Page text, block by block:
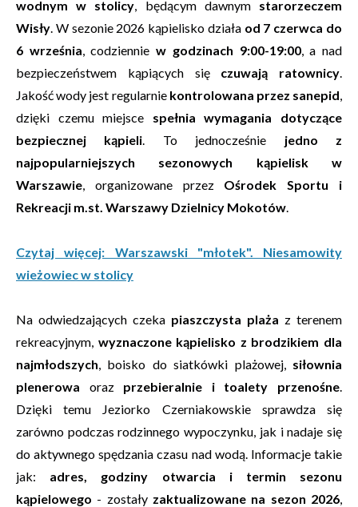
wodnym w stolicy , będącym dawnym starorzeczem
Wisły . W sezonie 2026 kąpielisko działa od 7 czerwca do
6 września , codzienniew godzinach 9:00-19:00, a nad
bezpieczeństwem kąpiących się czuwają ratownicy
Jakość wody jest regularnie kontrolowana przez sanepid
dzięki czemu miejsce spełnia wymagania dotyczące
bezpiecznej kąpieli . To jednocześnie jedno z
najpopularniejszych sezonowych kąpielisk w
Warszawie , organizowane przez Ośrodek Sportu i
Rekreacji m.st. Warszawy Dzielnicy Mokotów
Czytaj więcej: Warszawski "młotek". Niesamowity
wieżowiec w stolicy
Na odwiedzających czeka piaszczysta plaża z terenem
rekreacyjnym, wyznaczone kąpielisko z brodzikiem dla
najmłodszych , boisko do siatkówki plażowej, siłownia
plenerowa oraz przebieralnie i toalety przenośne
Dzięki temu Jeziorko Czerniakowskie sprawdza się
zarówno podczas rodzinnego wypoczynku, jak i nadaje się
do aktywnego spędzania czasu nad wodą. Informacje takie
jak: adres, godziny otwarcia i termin sezonu
kąpielowego - zostały zaktualizowane na sezon 2026